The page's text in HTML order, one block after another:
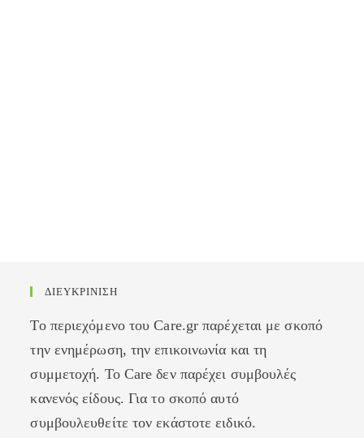
ΔΙΕΥΚΡΙΝΙΣΗ
Το περιεχόμενο του Care.gr παρέχεται με σκοπό
την ενημέρωση, την επικοινωνία και τη
συμμετοχή. Το Care δεν παρέχει συμβουλές
κανενός είδους. Για το σκοπό αυτό
συμβουλευθείτε τον εκάστοτε ειδικό.